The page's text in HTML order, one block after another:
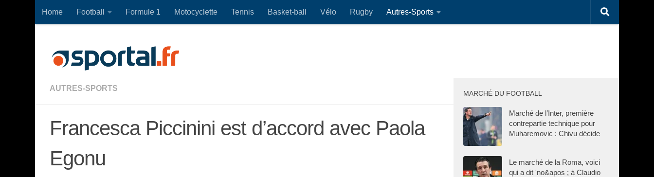
Skip to content
Home Football Formule 1 Motocyclette Tennis Basket-ball Vélo Rugby Autres-Sports
AUTRES-SPORTS
Francesca Piccinini est d’accord avec Paola
Egonu
MARCHÉ DU FOOTBALL
Marché de l’Inter, première
contrepartie technique pour
Muharemovic : Chivu décide
Le marché de la Roma, voici
qui a dit 'no&apos ; à Claudio